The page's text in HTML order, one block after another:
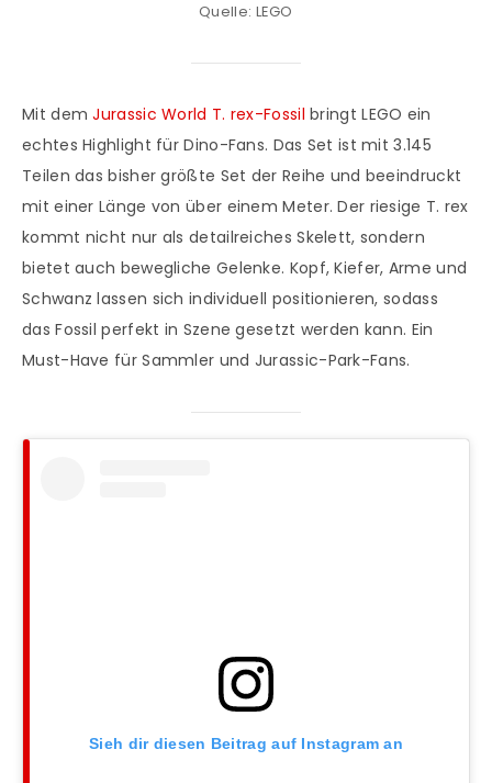
Quelle: LEGO
Mit demJurassic World T. rex-Fossil bringt LEGO ein
echtes Highlight für Dino-Fans. Das Set ist mit 3.145
Teilen das bisher größte Set der Reihe und beeindruckt
mit einer Länge von über einem Meter. Der riesige T. rex
kommt nicht nur als detailreiches Skelett, sondern
bietet auch bewegliche Gelenke. Kopf, Kiefer, Arme und
Schwanz lassen sich individuell positionieren, sodass
das Fossil perfekt in Szene gesetzt werden kann. Ein
Must-Have für Sammler und Jurassic-Park-Fans.
Sieh dir diesen Beitrag auf Instagram an